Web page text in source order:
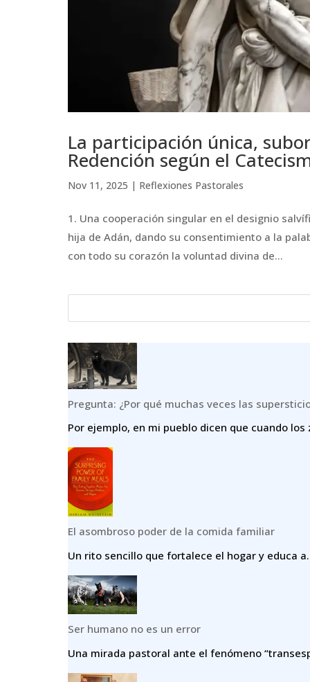
La participación única,
Redención según el
Nov 11, 2025 | Reflexiones Pastorales
1.⁠ ⁠Una cooperación singular en el designio
hija de Adán, dando su consentimiento a la
con todo su corazón la voluntad divina de...
Pregunta: ¿Por qué muchas veces las
Por ejemplo, en mi pueblo dicen que cuando
El asombroso poder de la comida familiar
Un rito sencillo que fortalece el hogar y educa
Ser humano no es un error
Una mirada pastoral ante el fenómeno